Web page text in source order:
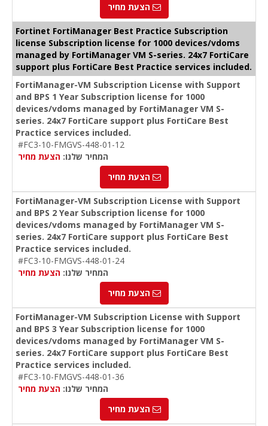
הצעת מחיר
Fortinet FortiManager Best Practice Subscription
license Subscription license for 1000 devices/vdoms
managed by FortiManager VM S-series. 24x7 FortiCare
support plus FortiCare Best Practice services included.
FortiManager-VM Subscription License with Support
and BPS 1 Year Subscription license for 1000
devices/vdoms managed by FortiManager VM S-
series. 24x7 FortiCare support plus FortiCare Best
Practice services included.
#FC3-10-FMGVS-448-01-12
המחיר שלנו: הצעת מחיר
הצעת מחיר
FortiManager-VM Subscription License with Support
and BPS 2 Year Subscription license for 1000
devices/vdoms managed by FortiManager VM S-
series. 24x7 FortiCare support plus FortiCare Best
Practice services included.
#FC3-10-FMGVS-448-01-24
המחיר שלנו: הצעת מחיר
הצעת מחיר
FortiManager-VM Subscription License with Support
and BPS 3 Year Subscription license for 1000
devices/vdoms managed by FortiManager VM S-
series. 24x7 FortiCare support plus FortiCare Best
Practice services included.
#FC3-10-FMGVS-448-01-36
המחיר שלנו: הצעת מחיר
הצעת מחיר